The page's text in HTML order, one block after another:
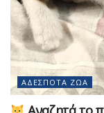
ΑΔΈΣΠΟΤΑ ΖΏΑ